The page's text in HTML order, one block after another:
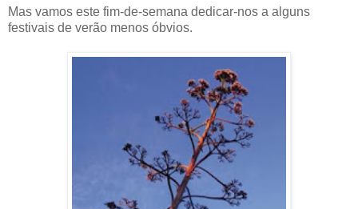
Mas vamos este fim-de-semana dedicar-nos a alguns
festivais de verão menos óbvios.